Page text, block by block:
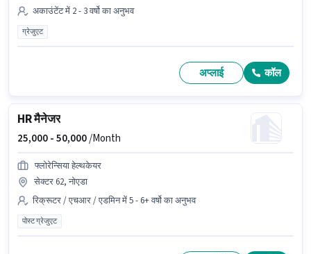
अकाउंटेंट में 2 - 3 वर्षो का अनुभव
ग्रेजुएट
अप्लाई कॉल
HR मैनेजर
25,000 -50,000/Month
फ्लोरेन्सिया हेल्थकेयर
सेक्टर 62, नोएडा
रिक्रूटर / एचआर / एडमिन में 5 - 6+ वर्षो का अनुभव
पोस्ट ग्रेजुएट